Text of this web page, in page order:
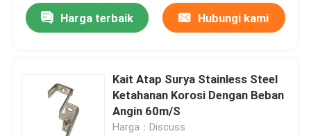
Harga terbaik Hubungi kami
Kait Atap Surya Stainless Steel
Ketahanan Korosi Dengan Beban
Angin 60m/S
Harga：Discuss